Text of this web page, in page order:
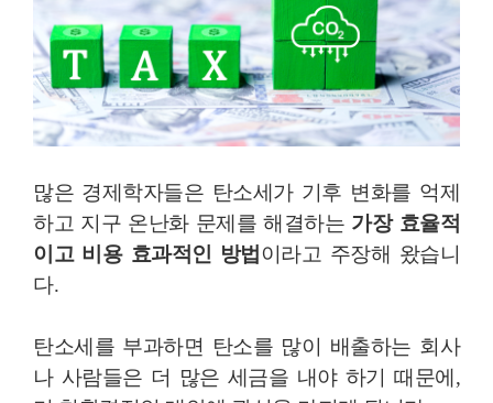
많은 경제학자들은 탄소세가 기후 변화를 억제
하고 지구 온난화 문제를 해결하는 가장 효율적
이고 비용 효과적인 방법 이라고 주장해 왔습니
다.
탄소세를 부과하면 탄소를 많이 배출하는 회사
나 사람들은 더 많은 세금을 내야 하기 때문에,